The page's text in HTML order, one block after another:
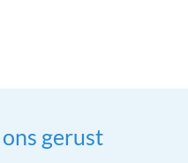
gerust